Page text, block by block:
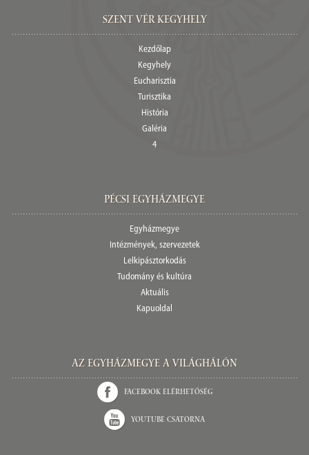
Szent Vér Kegyhely
Kezdőlap
Kegyhely
Eucharisztia
Turisztika
História
Galéria
4
Pécsi egyházmegye
Egyházmegye
Intézmények, szervezetek
Lelkipásztorkodás
Tudomány és kultúra
Aktuális
Kapuoldal
Az Egyházmegye a világhálón
Facebook elérhetőség
Youtube csatorna